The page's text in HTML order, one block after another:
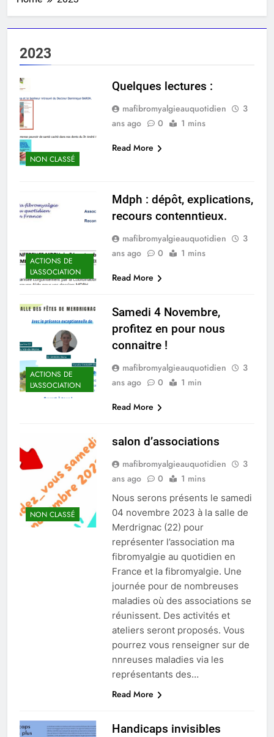
2023
NON CLASSÉ
Quelques lectures :
mafibromyalgieauquotidien
3
ans ago
0
1 mins
Read More
ACTIONS DE
L'ASSOCIATION
Mdph : dépôt, explications,
recours contenntieux.
mafibromyalgieauquotidien
3
ans ago
0
1 mins
Read More
ACTIONS DE
L'ASSOCIATION
Samedi 4 Novembre,
profitez en pour nous
connaitre !
mafibromyalgieauquotidien
3
ans ago
0
1 min
Read More
NON CLASSÉ
salon d’associations
mafibromyalgieauquotidien
3
ans ago
0 1 mins
Nous serons présents le samedi
04 novembre 2023 à la salle de
Merdrignac (22) pour
représenter l’association ma
fibromyalgie au quotidien en
France et la fibromyalgie. Une
journée pour de nombreuses
maladies où des associations se
réunissent. Des activités et
ateliers seront proposés. Vous
pourrez vous renseigner sur de
nnreuses maladies via les
représentants des…
Read More
Handicaps invisibles